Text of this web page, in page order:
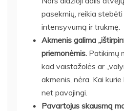
pasekmių, reikia
intensyvumą ir trukmę.
Akmenis galima
priemonėmis. Patikimų
kad vaistažolės ar
akmenis, nėra. Kai
net pavojingi.
Pavartojus skausmą